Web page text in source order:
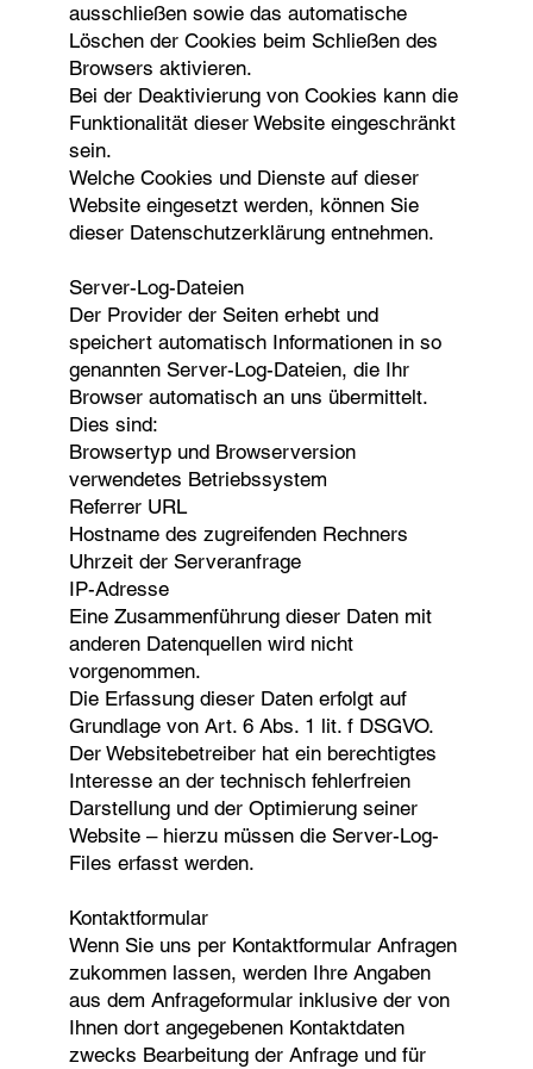
ausschließen sowie das automatische
Löschen der Cookies beim Schließen des
Browsers aktivieren.
Bei der Deaktivierung von Cookies kann die
Funktionalität dieser Website eingeschränkt
sein.
Welche Cookies und Dienste auf dieser
Website eingesetzt werden, können Sie
dieser Datenschutzerklärung entnehmen.
Server-Log-Dateien
Der Provider der Seiten erhebt und
speichert automatisch Informationen in so
genannten Server-Log-Dateien, die Ihr
Browser automatisch an uns übermittelt.
Dies sind:
Browsertyp und Browserversion
verwendetes Betriebssystem
Referrer URL
Hostname des zugreifenden Rechners
Uhrzeit der Serveranfrage
IP-Adresse
Eine Zusammenführung dieser Daten mit
anderen Datenquellen wird nicht
vorgenommen.
Die Erfassung dieser Daten erfolgt auf
Grundlage von Art. 6 Abs. 1 lit. f DSGVO.
Der Websitebetreiber hat ein berechtigtes
Interesse an der technisch fehlerfreien
Darstellung und der Optimierung seiner
Website – hierzu müssen die Server-Log-
Files erfasst werden.
Kontaktformular
Wenn Sie uns per Kontaktformular Anfragen
zukommen lassen, werden Ihre Angaben
aus dem Anfrageformular inklusive der von
Ihnen dort angegebenen Kontaktdaten
zwecks Bearbeitung der Anfrage und für